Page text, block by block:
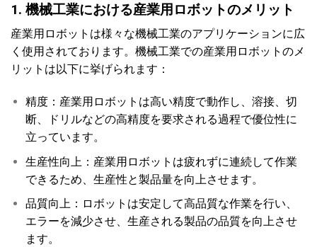
1. 機械工業における産業用ロボットのメリット
産業用ロボットは様々な機械工業のアプリケーションに広
く使用されております。機械工業での産業用ロボットのメ
リットは以下に挙げられます：
精度：産業用ロボットは高い精度で動作し、溶接、切
断、ドリルなどの高精度を要求される過程で優位性に
立っています。
生産性向上：産業用ロボットは疲れずに連続して作業
できるため、生産性と製品量を向上させます。
品質向上：ロボットは安定して高品質な作業を行い、
エラーを減少させ、生産される製品の品質を向上させ
ます。